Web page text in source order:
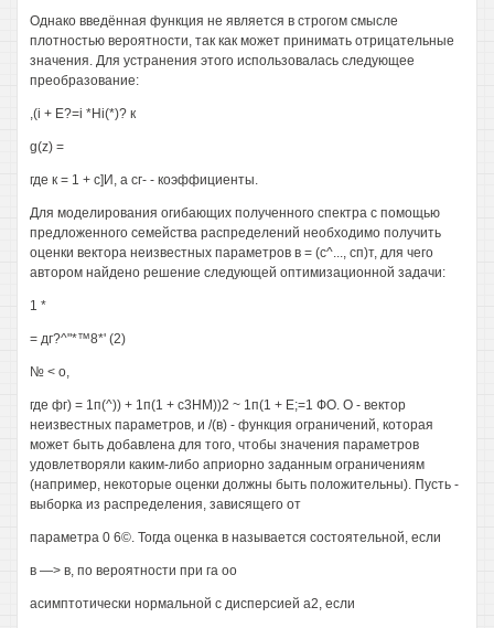
Однако введённая функция не является в строгом смысле
плотностью вероятности, так как может принимать отрицательные
значения. Для устранения этого использовалась следующее
преобразование:
,(i + E?=i *Hi(*)? к
g(z) =
где к = 1 + с]И, а сг- - коэффициенты.
Для моделирования огибающих полученного спектра с помощью
предложенного семейства распределений необходимо получить
оценки вектора неизвестных параметров в = (с^..., сп)т, для чего
автором найдено решение следующей оптимизационной задачи:
1 *
= дг?^"*™8*' (2)
№ < о,
где фг) = 1п(^)) + 1п(1 + с3НМ))2 ~ 1п(1 + Е;=1 ФО. О - вектор
неизвестных параметров, и /(в) - функция ограничений, которая
может быть добавлена для того, чтобы значения параметров
удовлетворяли каким-либо априорно заданным ограничениям
(например, некоторые оценки должны быть положительны). Пусть -
выборка из распределения, зависящего от
параметра 0 6©. Тогда оценка в называется состоятельной, если
в —> в, по вероятности при га оо
асимптотически нормальной с дисперсией а2, если